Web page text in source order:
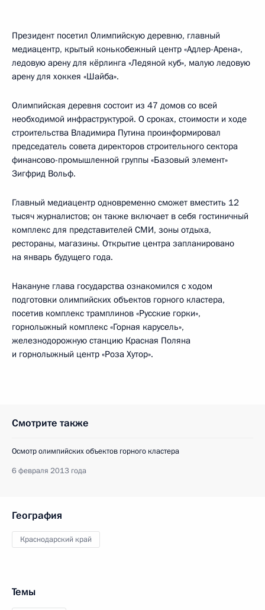
Президент посетил Олимпийскую деревню, главный
медиацентр, крытый конькобежный центр «Адлер-Арена»,
ледовую арену для кёрлинга «Ледяной куб», малую ледовую
арену для хоккея «Шайба».
Олимпийская деревня состоит из 47 домов со всей
необходимой инфраструктурой. О сроках, стоимости и ходе
строительства Владимира Путина проинформировал
председатель совета директоров строительного сектора
финансово-промышленной группы «Базовый элемент»
Зигфрид Вольф.
Главный медиацентр одновременно сможет вместить 12
тысяч журналистов; он также включает в себя гостиничный
комплекс для представителей СМИ, зоны отдыха,
рестораны, магазины. Открытие центра запланировано
на январь будущего года.
Накануне глава государства ознакомился с ходом
подготовки олимпийских объектов горного кластера,
посетив комплекс трамплинов «Русские горки»,
горнолыжный комплекс «Горная карусель»,
железнодорожную станцию Красная Поляна
и горнолыжный центр «Роза Хутор».
Смотрите также
Осмотр олимпийских объектов горного кластера
6 февраля 2013 года
География
Краснодарский край
Темы